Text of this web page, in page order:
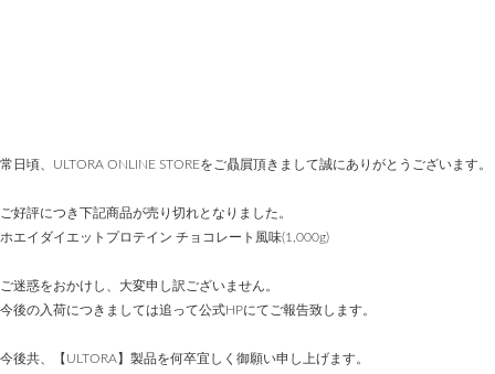
常日頃、ULTORA ONLINE STOREをご贔屓頂きまして誠にありがとうございます。
ご好評につき下記商品が売り切れとなりました。
ホエイダイエットプロテイン チョコレート風味(1,000g)
ご迷惑をおかけし、大変申し訳ございません。
今後の入荷につきましては追って公式HPにてご報告致します。
今後共、【ULTORA】製品を何卒宜しく御願い申し上げます。